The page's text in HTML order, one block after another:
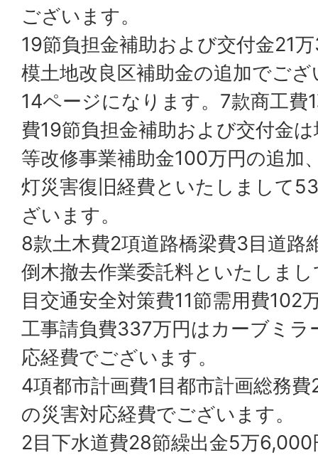
ございます。
19節負担金補助および交付金21
模土地改良区補助金の追加でご
14ページになります。7款商工費
費19節負担金補助および交付金
等改修事業補助金100万円の追加
灯災害復旧経費といたしまして
ざいます。
8款土木費2項道路橋梁費3目道路
倒木撤去作業委託料といたしま
目交通安全対策費11節需用費102
工事請負費337万円はカーブミラ
応経費でございます。
4項都市計画費1目都市計画総務
の災害対応経費でございます。
2目下水道費28節繰出金5万